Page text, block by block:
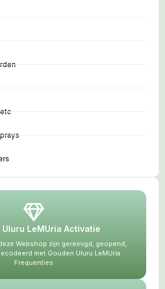
Uluru LeMUria Activatie
Webshop zijn gereinigd, geopend,
met Gouden Uluru LeMUria
Frequenties